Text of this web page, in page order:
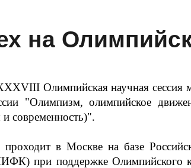
на
Олимпийская научная
"Олимпизм, олимпийское
современность)".
в Москве на базе
при поддержке Олимпийского